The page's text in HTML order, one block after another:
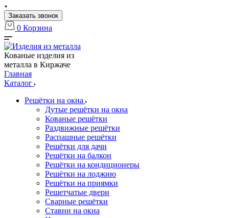
Заказать звонок
0 Корзина
Кованые изделия из
металла в Киржаче
Главная
Каталог
Решётки на окна
Дутые решётки на окна
Кованые решётки
Раздвижные решётки
Распашные решётки
Решётки для дачи
Решётки на балкон
Решётки на кондиционеры
Решётки на лоджию
Решётки на приямки
Решетчатые двери
Сварные решётки
Ставни на окна